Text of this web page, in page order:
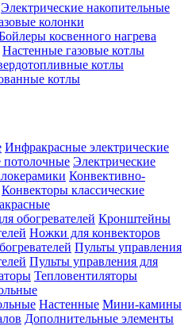
Электрические накопительные
колонки
косвенного нагрева
Настенные газовые котлы
котлы
котлы
Инфракрасные электрические
Электрические
Конвективно-
Конвекторы классические
обогревателей Кронштейны
Ножки для конвекторов
Пульты управления
Пульты управления для
Тепловентиляторы
Настенные Мини-камины
Дополнительные элементы